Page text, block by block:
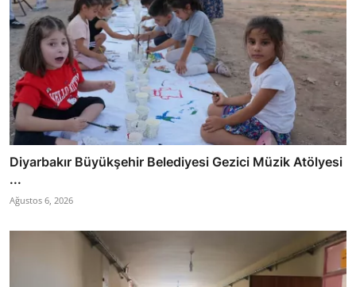
Diyarbakır Büyükşehir Belediyesi Gezici Müzik Atölyesi
...
Ağustos 6, 2026